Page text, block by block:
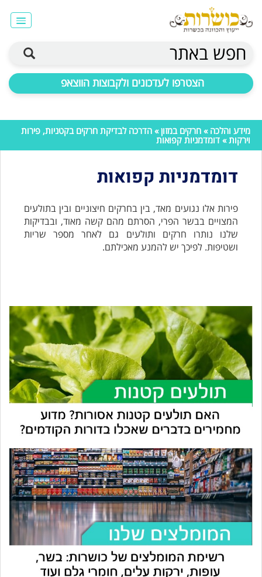
חפש באתר
הצטרפו לעדכונים ולקבוצות הווצאפ
מידע והלכה » חרקים במזון» הדרכה לבדיקת חרקים בקטניות, פירות
וירקות» דומדמניות קפואות
דומדמניות קפואות
פירות אלו נגועים מאד, בין בחרקים חיצוניים ובין בתולעים
המצויים בבשר הפרי, הסרתם מהם קשה מאוד, ובבדיקות
שלנו נותרו חרקים ותולעים גם לאחר מספר שריות
ושטיפות. לפיכך יש להמנע מאכילתם.